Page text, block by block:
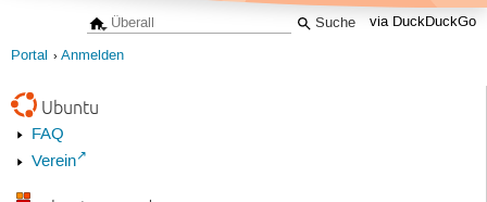
via DuckDuckGo
Portal Anmelden
Ubuntu
FAQ
Verein